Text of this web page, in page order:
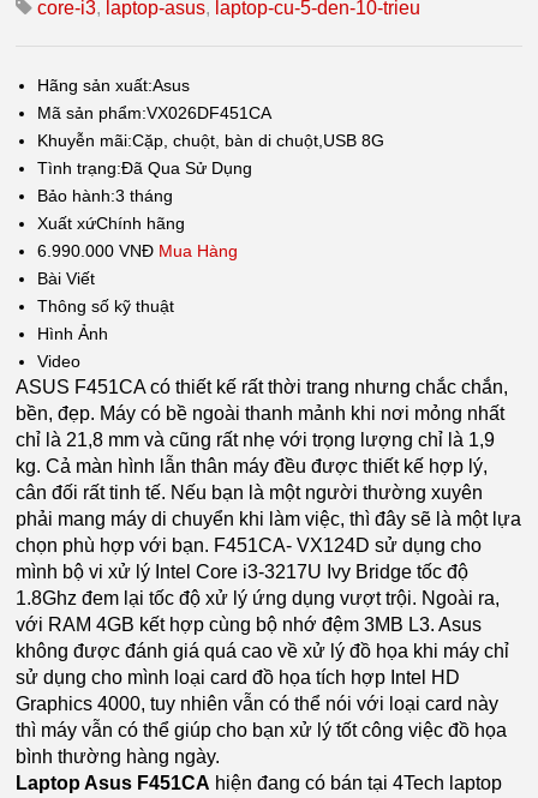
core-i3, laptop-asus, laptop-cu-5-den-10-trieu
Hãng sản xuất:Asus
Mã sản phẩm:VX026DF451CA
Khuyễn mãi:Cặp, chuột, bàn di chuột,USB 8G
Tình trạng:Đã Qua Sử Dụng
Bảo hành:3 tháng
Xuất xứChính hãng
6.990.000 VNĐ Mua Hàng
Bài Viết
Thông số kỹ thuật
Hình Ảnh
Video
ASUS F451CA có thiết kế rất thời trang nhưng chắc chắn,
bền, đẹp. Máy có bề ngoài thanh mảnh khi nơi mỏng nhất
chỉ là 21,8 mm và cũng rất nhẹ với trọng lượng chỉ là 1,9
kg. Cả màn hình lẫn thân máy đều được thiết kế hợp lý,
cân đối rất tinh tế. Nếu bạn là một người thường xuyên
phải mang máy di chuyển khi làm việc, thì đây sẽ là một lựa
chọn phù hợp với bạn. F451CA- VX124D sử dụng cho
mình bộ vi xử lý Intel Core i3-3217U Ivy Bridge tốc độ
1.8Ghz đem lại tốc độ xử lý ứng dụng vượt trội. Ngoài ra,
với RAM 4GB kết hợp cùng bộ nhớ đệm 3MB L3. Asus
không được đánh giá quá cao về xử lý đồ họa khi máy chỉ
sử dụng cho mình loại card đồ họa tích hợp Intel HD
Graphics 4000, tuy nhiên vẫn có thể nói với loại card này
thì máy vẫn có thể giúp cho bạn xử lý tốt công việc đồ họa
bình thường hàng ngày.
Laptop Asus F451CA hiện đang có bán tại 4Tech laptop